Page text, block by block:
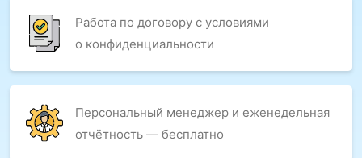
Работа по договору с условиями
о конфиденциальности
Персональный менеджер и еженедельная
отчётность — бесплатно